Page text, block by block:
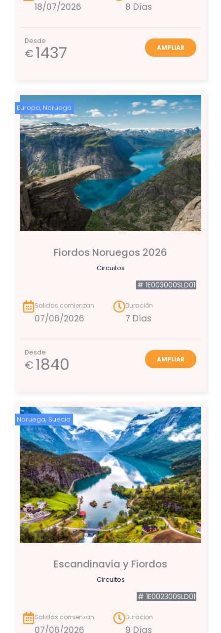
18/07/2026 8 Días
Desde
€1437 AMPLIAR
Europa, Noruega
Fiordos Noruegos 2026
Circuitos
# 1E003000SLD01
Salidas comienzan
07/06/2026
Duración
7 Días
Desde
€1840 AMPLIAR
Noruega, Suecia
Escandinavia y Fiordos
Circuitos
# 1E002300SLD01
Salidas comienzan
07/06/2026
Duración
9 Días